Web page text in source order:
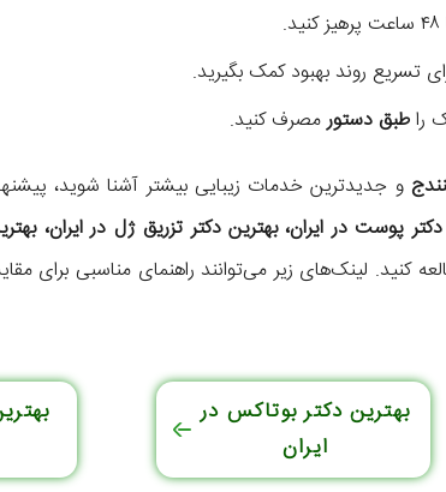
تسریع روند بهبود کمک بگیرید.
راطبق دستورمصرف کنید.
و جدیدترین خدمات زیبایی بیشتر آشنا شوید،
پوست در ایران، بهترین دکتر تزریق ژل در ایران،
کنید. لینک‌های زیر می‌توانند راهنمای مناسبی برای
بهترین دکتر بوتاکس در
ایران